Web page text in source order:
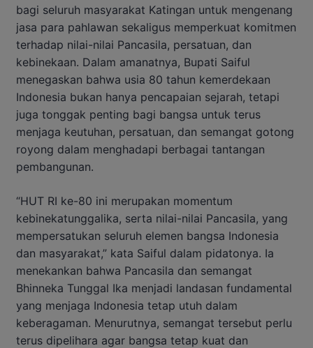
bagi seluruh masyarakat Katingan untuk mengenang
jasa para pahlawan sekaligus memperkuat komitmen
terhadap nilai-nilai Pancasila, persatuan, dan
kebinekaan. Dalam amanatnya, Bupati Saiful
menegaskan bahwa usia 80 tahun kemerdekaan
Indonesia bukan hanya pencapaian sejarah, tetapi
juga tonggak penting bagi bangsa untuk terus
menjaga keutuhan, persatuan, dan semangat gotong
royong dalam menghadapi berbagai tantangan
pembangunan.
“HUT RI ke-80 ini merupakan momentum
kebinekatunggalika, serta nilai-nilai Pancasila, yang
mempersatukan seluruh elemen bangsa Indonesia
dan masyarakat,” kata Saiful dalam pidatonya. Ia
menekankan bahwa Pancasila dan semangat
Bhinneka Tunggal Ika menjadi landasan fundamental
yang menjaga Indonesia tetap utuh dalam
keberagaman. Menurutnya, semangat tersebut perlu
terus dipelihara agar bangsa tetap kuat dan